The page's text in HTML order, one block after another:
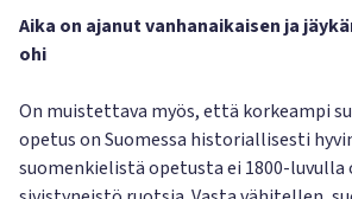
Aika on ajanut vanhanaikaisen ja
ohi
On muistettava myös, että korkeampi
opetus on Suomessa historiallisesti
suomenkielistä opetusta ei 1800-luvulla